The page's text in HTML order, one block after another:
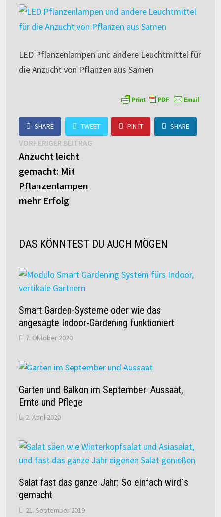
LED Pflanzenlampen und andere Leuchtmittel für
die Anzucht von Pflanzen aus Samen
SHARE TWEET PIN IT SHARE
Beitragsnavigation
VORHERIGER BEITRAGVorheriger
Anzucht leicht
gemacht: Mit
Pflanzenlampen
mehr Erfolg
DAS KÖNNTEST DU AUCH MÖGEN
Smart Garden-Systeme oder wie das
angesagte Indoor-Gardening funktioniert
7. Oktober 2020
Garten und Balkon im September: Aussaat,
Ernte und Pflege
2. April 2020
Salat fast das ganze Jahr: So einfach wird`s
gemacht
21. September 2019